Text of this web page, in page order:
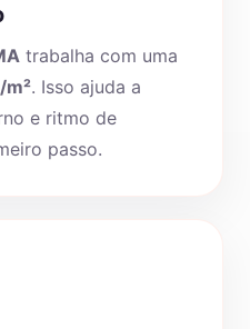
trabalha com uma
m². Isso ajuda a
e ritmo de
passo.